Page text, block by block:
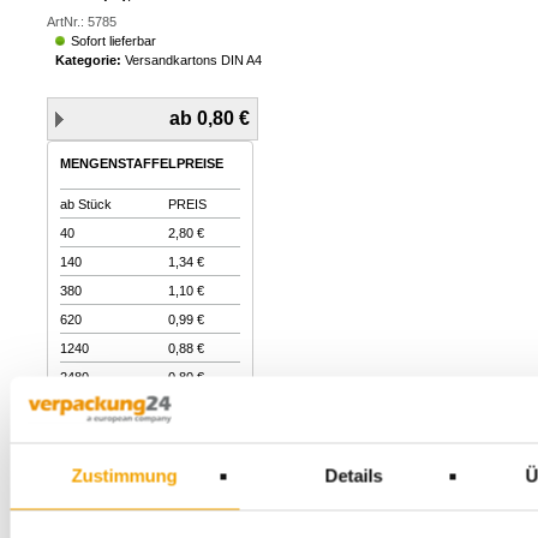
Zustimmung Details
ArtNr.: 5785
Sofort lieferbar
Kategorie: Versandkartons DIN A4
ab 0,80 €
MENGENSTAFFELPREISE
ab Stück
PREIS
40
2,80 €
140
1,34 €
380
1,10 €
620
0,99 €
1240
0,88 €
2480
0,80 €
zzgl. MwSt., zzgl.